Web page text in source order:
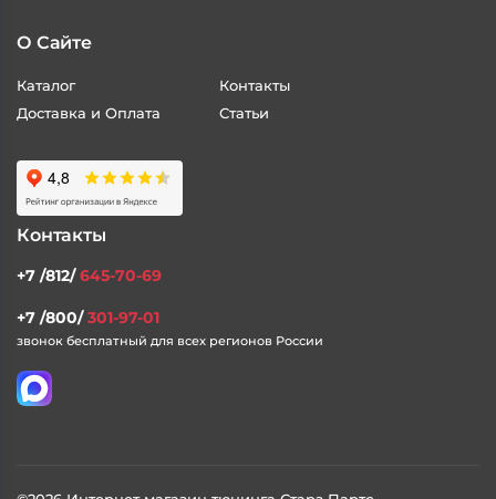
О Сайте
Каталог
Доставка и Оплата
Контакты
Статьи
Контакты
+7 /812/645-70-69
+7 /800/301-97-01
звонок бесплатный для всех регионов России